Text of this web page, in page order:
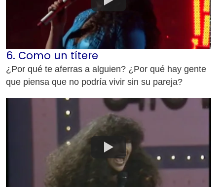
6. Como un títere
¿Por qué te aferras a alguien? ¿Por qué hay gente
que piensa que no podría vivir sin su pareja?